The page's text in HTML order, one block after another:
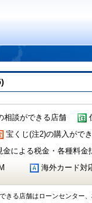
相談ができる店舗
宝くじ(注2)の購入がで
による税金・各種料
海外カード対
きる店舗はローンセンター